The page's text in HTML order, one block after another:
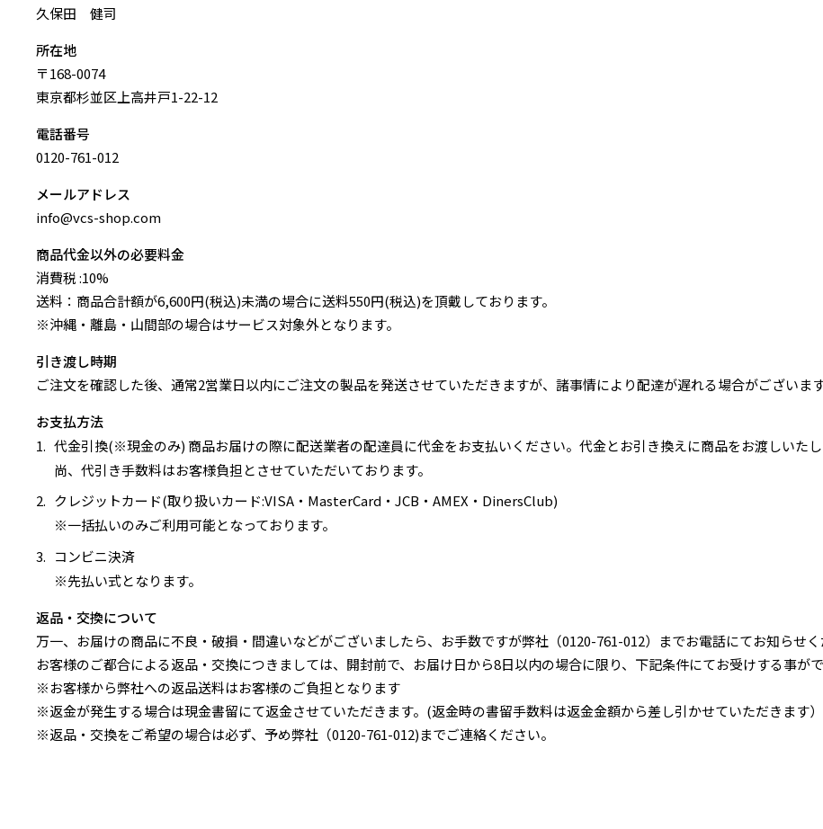
久保田 健司
所在地
〒168-0074
東京都杉並区上高井戸1-22-12
電話番号
0120-761-012
メールアドレス
info@vcs-shop.com
商品代金以外の必要料金
消費税 :10%
送料：商品合計額が6,600円(税込)未満の場合に送料550円(税込)を頂戴しております。
※沖縄・離島・山間部の場合はサービス対象外となります。
引き渡し時期
ご注文を確認した後、通常2営業日以内にご注文の製品を発送させていただきますが、諸事情により配達が遅れる場合がございま
お支払方法
代金引換(※現金のみ) 商品お届けの際に配送業者の配達員に代金をお支払いください。代金とお引き換えに商品をお渡しいたし
尚、代引き手数料はお客様負担とさせていただいております。
クレジットカード(取り扱いカード:VISA・MasterCard・JCB・AMEX・DinersClub)
※一括払いのみご利用可能となっております。
コンビニ決済
※先払い式となります。
返品・交換について
万一、お届けの商品に不良・破損・間違いなどがございましたら、お手数ですが弊社（0120-761-012）までお電話にてお知らせく
お客様のご都合による返品・交換につきましては、開封前で、お届け日から8日以内の場合に限り、下記条件にてお受けする事がで
※お客様から弊社への返品送料はお客様のご負担となります
※返金が発生する場合は現金書留にて返金させていただきます。(返金時の書留手数料は返金金額から差し引かせていただきます）
※返品・交換をご希望の場合は必ず、予め弊社（0120-761-012)までご連絡ください。